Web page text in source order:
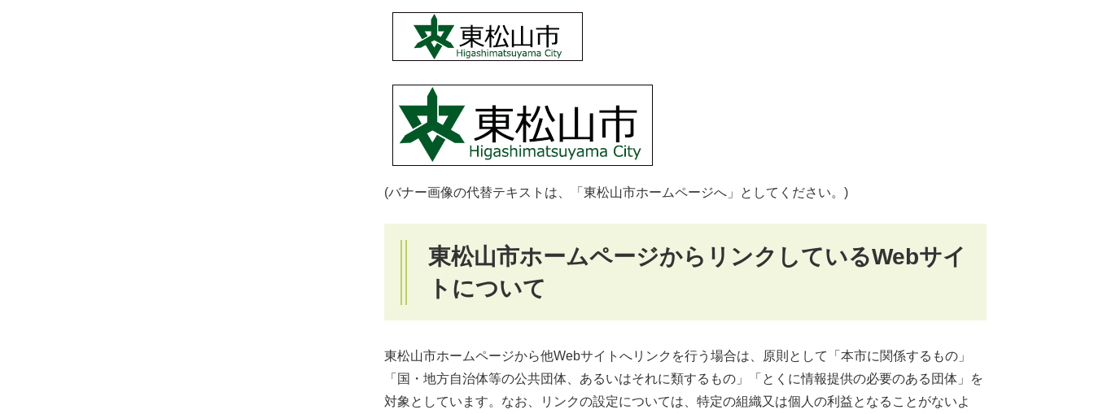
(バナー画像の代替テキストは、「東松山市ホームページへ」としてください。)
東松山市ホームページからリンクしているWebサイ
トについて
東松山市ホームページから他Webサイトへリンクを行う場合は、原則として「本市に関係するもの」
「国・地方自治体等の公共団体、あるいはそれに類するもの」「とくに情報提供の必要のある団体」を
対象としています。なお、リンクの設定については、特定の組織又は個人の利益となることがないよ